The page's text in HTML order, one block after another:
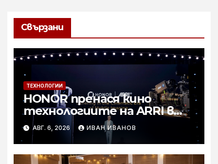
Свързани
ТЕХНОЛОГИИ
HONOR пренася кино
технологиите на ARRI в
мобилното творчество на
събитието Imaging
Technology Launch
АВГ. 6, 2026 ИВАН ИВАНОВ